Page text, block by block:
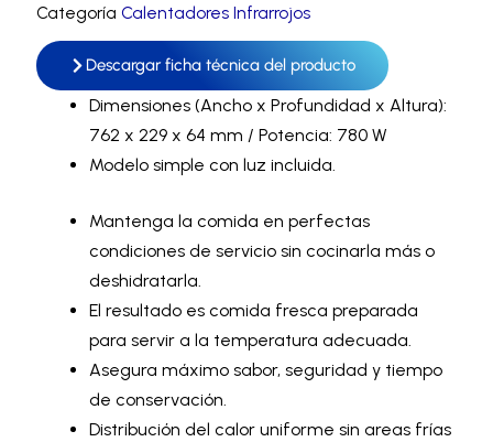
Categoría Calentadores Infrarrojos
Descargar ficha técnica del producto
Dimensiones (Ancho x Profundidad x Altura):
762 x 229 x 64 mm / Potencia: 780 W
Modelo simple con luz incluida.
Mantenga la comida en perfectas
condiciones de servicio sin cocinarla más o
deshidratarla.
El resultado es comida fresca preparada
para servir a la temperatura adecuada.
Asegura máximo sabor, seguridad y tiempo
de conservación.
Distribución del calor uniforme sin areas frías